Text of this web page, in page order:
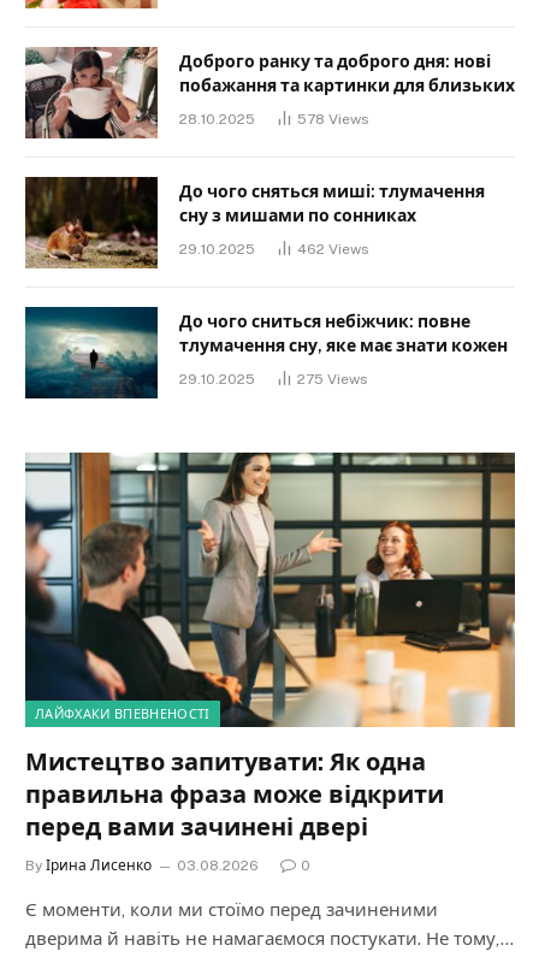
Доброго ранку та доброго дня: нові
побажання та картинки для близьких
28.10.2025 578 Views
До чого сняться миші: тлумачення
сну з мишами по сонниках
29.10.2025 462 Views
До чого сниться небіжчик: повне
тлумачення сну, яке має знати кожен
29.10.2025 275 Views
ЛАЙФХАКИ ВПЕВНЕНОСТІ
Мистецтво запитувати: Як одна
правильна фраза може відкрити
перед вами зачинені двері
By Ірина Лисенко 03.08.2026 0
Є моменти, коли ми стоїмо перед зачиненими
дверима й навіть не намагаємося постукати. Не тому,…